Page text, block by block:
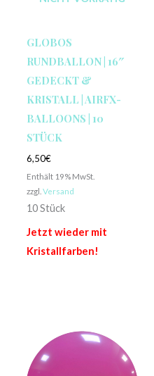
GLOBOS
RUNDBALLON | 16″
GEDECKT &
KRISTALL | AIRFX-
BALLOONS | 10
STÜCK
6,50€
Enthält 19% MwSt.
zzgl. Versand
10 Stück
Jetzt wieder mit
Kristallfarben!